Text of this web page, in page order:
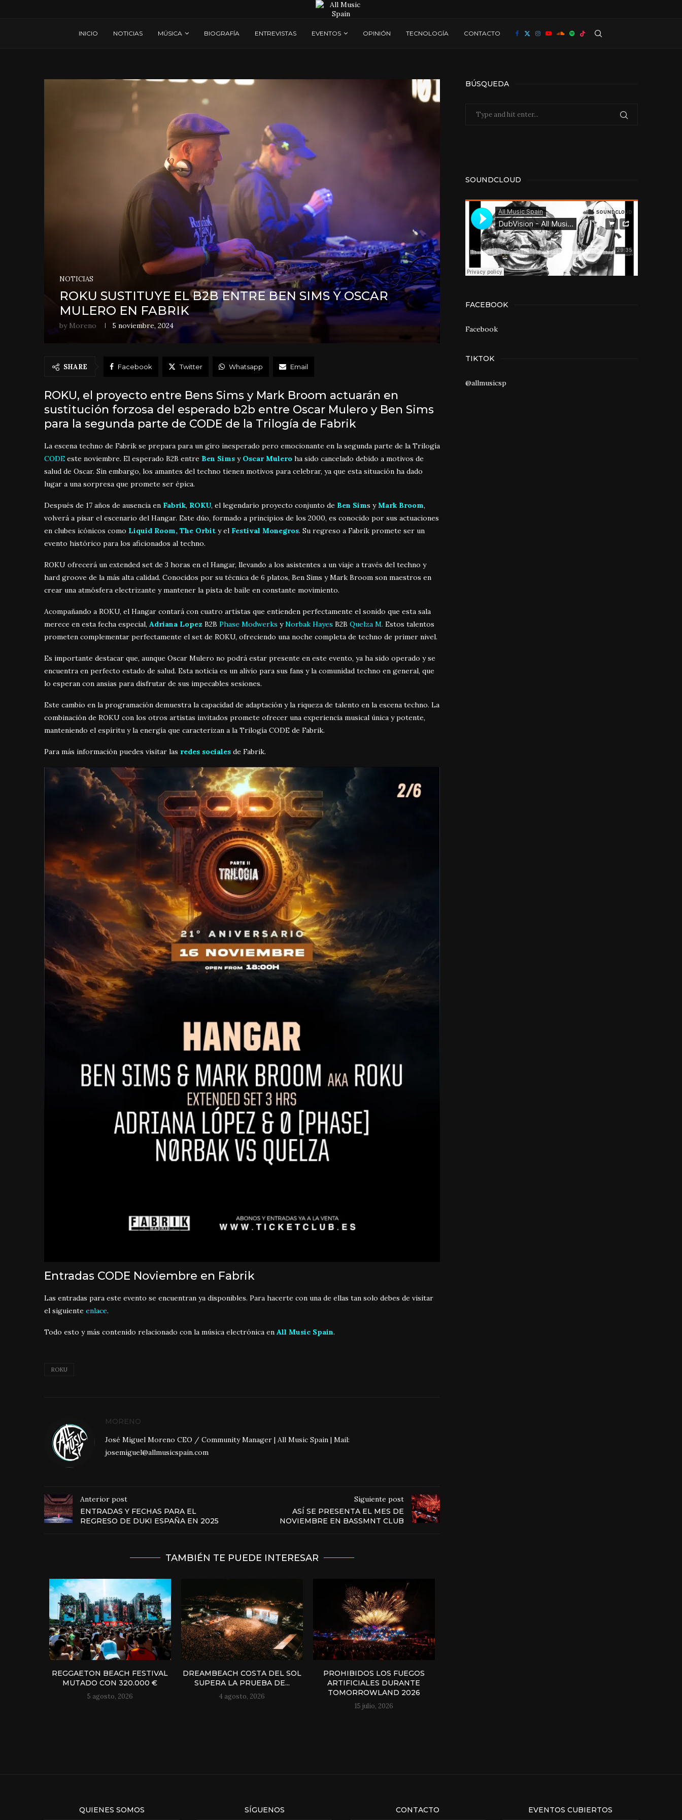
INICIO NOTICIAS MÚSICA BIOGRAFÍA ENTREVISTAS EVENTOS OPINIÓN TECNOLOGÍA CONTACTO
NOTICIAS
ROKU SUSTITUYE EL B2B ENTRE BEN SIMS Y OSCAR
MULERO EN FABRIK
by Moreno 5 noviembre, 2024
SHARE Facebook Twitter Whatsapp Email
ROKU, el proyecto entre Bens Sims y Mark Broom actuarán en
sustitución forzosa del esperado b2b entre Oscar Mulero y Ben Sims
para la segunda parte de CODE de la Trilogía de Fabrik
La escena techno de Fabrik se prepara para un giro inesperado pero emocionante en la segunda parte de la Trilogía
CODE este noviembre. El esperado B2B entre Ben Sims yOscar Mulero ha sido cancelado debido a motivos de
salud de Oscar. Sin embargo, los amantes del techno tienen motivos para celebrar, ya que esta situación ha dado
lugar a una sorpresa que promete ser épica.
Después de 17 años de ausencia en Fabrik, ROKU, el legendario proyecto conjunto de Ben Sims yMark Broom,
volverá a pisar el escenario del Hangar. Este dúo, formado a principios de los 2000, es conocido por sus actuaciones
en clubes icónicos como Liquid Room, The Orbit y el Festival Monegros. Su regreso a Fabrik promete ser un
evento histórico para los aficionados al techno.
ROKU ofrecerá un extended set de 3 horas en el Hangar, llevando a los asistentes a un viaje a través del techno y
hard groove de la más alta calidad. Conocidos por su técnica de 6 platos, Ben Sims y Mark Broom son maestros en
crear una atmósfera electrizante y mantener la pista de baile en constante movimiento.
Acompañando a ROKU, el Hangar contará con cuatro artistas que entienden perfectamente el sonido que esta sala
merece en esta fecha especial, Adriana Lopez B2B Phase Modwerks yNorbak Hayes B2B Quelza M. Estos talentos
prometen complementar perfectamente el set de ROKU, ofreciendo una noche completa de techno de primer nivel.
Es importante destacar que, aunque Oscar Mulero no podrá estar presente en este evento, ya ha sido operado y se
encuentra en perfecto estado de salud. Esta noticia es un alivio para sus fans y la comunidad techno en general, que
lo esperan con ansias para disfrutar de sus impecables sesiones.
Este cambio en la programación demuestra la capacidad de adaptación y la riqueza de talento en la escena techno. La
combinación de ROKU con los otros artistas invitados promete ofrecer una experiencia musical única y potente,
manteniendo el espíritu y la energía que caracterizan a la Trilogía CODE de Fabrik.
Para más información puedes visitar las redes sociales de Fabrik.
Entradas CODE Noviembre en Fabrik
Las entradas para este evento se encuentran ya disponibles. Para hacerte con una de ellas tan solo debes de visitar
el siguiente enlace.
Todo esto y más contenido relacionado con la música electrónica en All Music Spain.
ROKU
MORENO
José Miguel Moreno CEO / Community Manager | All Music Spain | Mail:
josemiguel@allmusicspain.com
Anterior post
ENTRADAS Y FECHAS PARA EL
REGRESO DE DUKI ESPAÑA EN 2025
Siguiente post
ASÍ SE PRESENTA EL MES DE
NOVIEMBRE EN BASSMNT CLUB
TAMBIÉN TE PUEDE INTERESAR
REGGAETON BEACH FESTIVAL
MUTADO CON 320.000 €
5 agosto, 2026
DREAMBEACH COSTA DEL SOL
SUPERA LA PRUEBA DE...
4 agosto, 2026
PROHIBIDOS LOS FUEGOS
ARTIFICIALES DURANTE
TOMORROWLAND 2026
15 julio, 2026
BÚSQUEDA
SOUNDCLOUD
FACEBOOK
Facebook
TIKTOK
@allmusicsp
QUIENES SOMOS SÍGUENOS CONTACTO EVENTOS CUBIERTOS